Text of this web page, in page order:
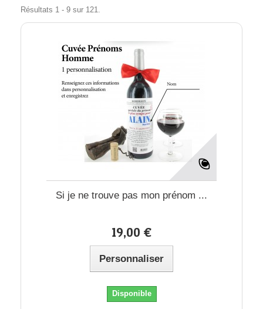
Résultats 1 - 9 sur 121.
Si je ne trouve pas mon prénom ...
19,00 €
Personnaliser
Disponible